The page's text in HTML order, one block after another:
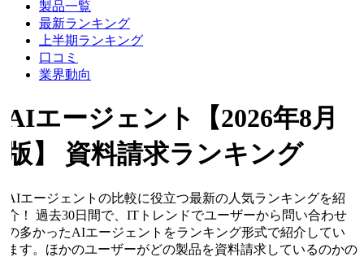
製品一覧
最新ランキング
上半期ランキング
口コミ
業界動向
エージェント【2026年8月
】 資料請求ランキング
エージェントの比較に役立つ最新の人気ランキングを紹
！ 過去30日間で、ITトレンドでユーザーから問い合わせ
多かったAIエージェントをランキング形式で紹介してい
す。ほかのユーザーがどの製品を資料請求しているのかの